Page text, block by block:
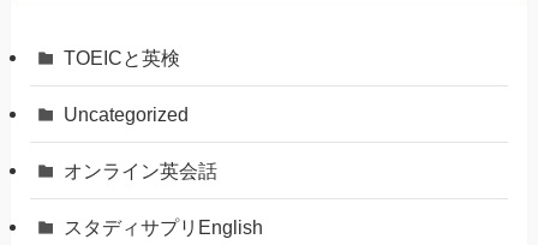
TOEICと英検
Uncategorized
オンライン英会話
スタディサプリEnglish